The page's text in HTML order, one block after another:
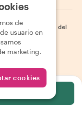
| Cookies
Mapa del
de
usuario en
marketing.
cookies